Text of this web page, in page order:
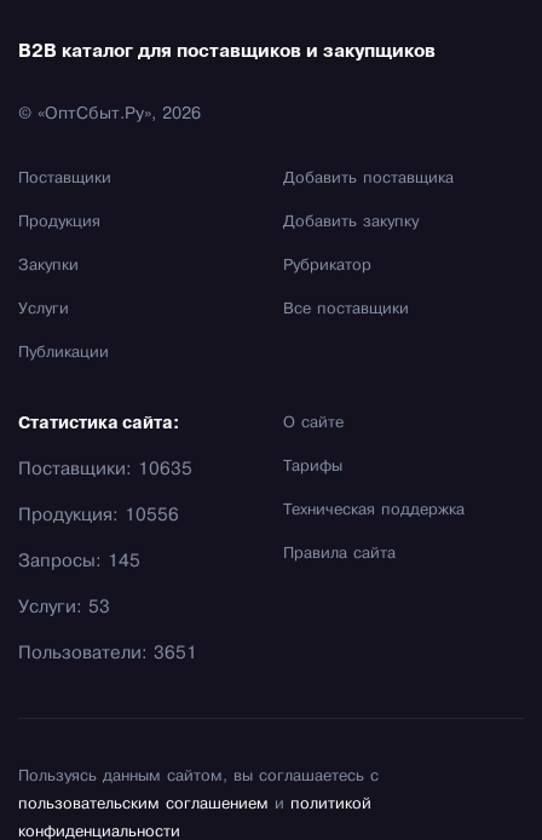
B2B каталог для поставщиков и закупщиков
© «ОптСбыт.Ру», 2026
Поставщики
Продукция
Закупки
Услуги
Публикации
Добавить поставщика
Добавить закупку
Рубрикатор
Все поставщики
О сайте
Тарифы
Техническая поддержка
Правила сайта
Статистика сайта:
Поставщики: 10635
Продукция: 10556
Запросы: 145
Услуги: 53
Пользователи: 3651
Пользуясь данным сайтом, вы соглашаетесь с
пользовательским соглашением и политикой
конфиденциальности